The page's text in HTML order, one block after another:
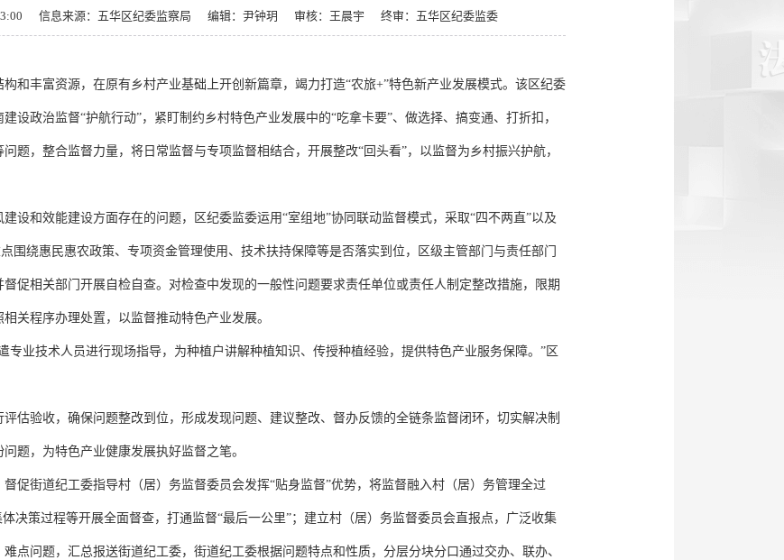
信息来源：五华区纪委监察局 编辑：尹钟玥 审核：王晨宇 终审：五华区纪委监委
和丰富资源，在原有乡村产业基础上开创新篇章，竭力打造“农旅+”特色新产业发展模式。该区纪委
设政治监督“护航行动”，紧盯制约乡村特色产业发展中的“吃拿卡要”、做选择、搞变通、打折扣，
题，整合监督力量，将日常监督与专项监督相结合，开展整改“回头看”，以监督为乡村振兴护航，
设和效能建设方面存在的问题，区纪委监委运用“室组地”协同联动监督模式，采取“四不两直”以及
围绕惠民惠农政策、专项资金管理使用、技术扶持保障等是否落实到位，区级主管部门与责任部门
促相关部门开展自检自查。对检查中发现的一般性问题要求责任单位或责任人制定整改措施，限期
关程序办理处置，以监督推动特色产业发展。
专业技术人员进行现场指导，为种植户讲解种植知识、传授种植经验，提供特色产业服务保障。”区
估验收，确保问题整改到位，形成发现问题、建议整改、督办反馈的全链条监督闭环，切实解决制
题，为特色产业健康发展执好监督之笔。
促街道纪工委指导村（居）务监督委员会发挥“贴身监督”优势，将监督融入村（居）务管理全过
决策过程等开展全面督查，打通监督“最后一公里”；建立村（居）务监督委员会直报点，广泛收集
点问题，汇总报送街道纪工委，街道纪工委根据问题特点和性质，分层分块分口通过交办、联办、